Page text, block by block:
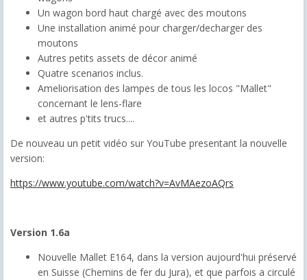
Un wagon bord haut chargé avec des moutons
Une installation animé pour charger/decharger des
moutons
Autres petits assets de décor animé
Quatre scenarios inclus.
Ameliorisation des lampes de tous les locos "Mallet"
concernant le lens-flare
et autres p'tits trucs....
De nouveau un petit vidéo sur YouTube presentant la nouvelle
version:
https://www.youtube.com/watch?v=AvMAezoAQrs
Version 1.6a
Nouvelle Mallet E164, dans la version aujourd'hui préservé
en Suisse (Chemins de fer du Jura), et que parfois a circulé